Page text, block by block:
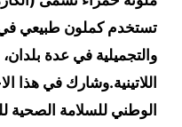
تستخدم كملون طبيعي في
والتجميلية في عدة
اللاتينية.وشارك في هذا
الوطني للسلامة الصحية